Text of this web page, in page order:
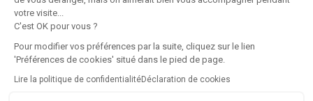
votre visite...
C'est OK pour vous ?
Pour modifier vos préférences par la suite, cliquez sur le lien
'Préférences de cookies' situé dans le pied de page.
Lire la politique de confidentialitéDéclaration de cookies
Consommation (énergie primaire) :
Indice d'émission de gaz à effet de serre (GES)
Émissions :